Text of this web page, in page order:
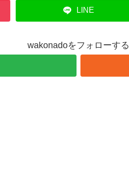
LINE
wakonadoをフォローする